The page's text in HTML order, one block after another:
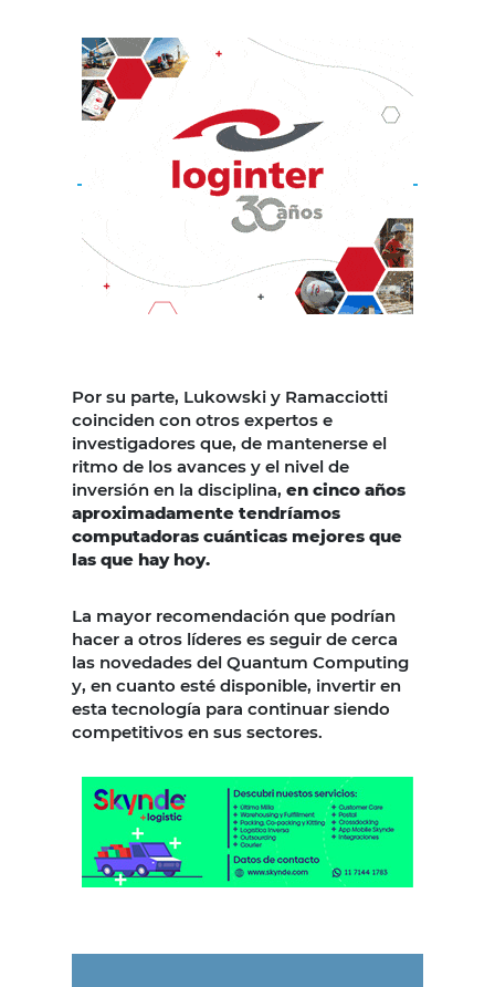
Por su parte, Lukowski y Ramacciotti
coinciden con otros expertos e
investigadores que, de mantenerse el
ritmo de los avances y el nivel de
inversión en la disciplina, en cinco años
aproximadamente tendríamos
computadoras cuánticas mejores que
las que hay hoy.
La mayor recomendación que podrían
hacer a otros líderes es seguir de cerca
las novedades del Quantum Computing
y, en cuanto esté disponible, invertir en
esta tecnología para continuar siendo
competitivos en sus sectores.